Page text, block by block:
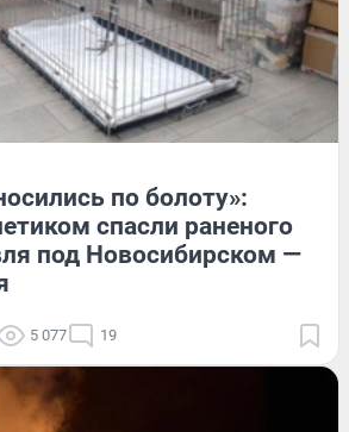
по болоту»:
спасли раненого
под Новосибирском —
5 077 19